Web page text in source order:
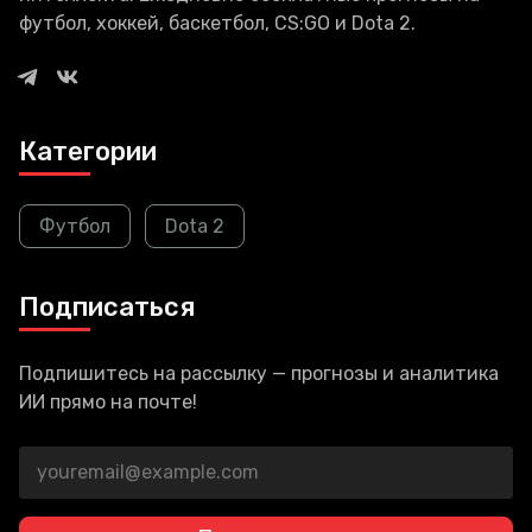
футбол, хоккей, баскетбол, CS:GO и Dota 2.
Категории
Футбол Dota 2
Подписаться
Подпишитесь на рассылку — прогнозы и аналитика
ИИ прямо на почте!